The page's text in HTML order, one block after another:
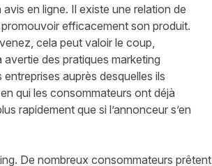
en ligne. Il existe une relation de
efficacement son produit.
cela peut valoir le coup,
des pratiques marketing
auprès desquelles ils
qui les consommateurs ont déjà
rapidement que si l’annonceur s’en
De nombreux consommateurs prêtent